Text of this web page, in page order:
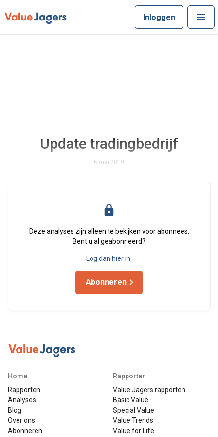
Inloggen
Update tradingbedrijf
6 mei 2019
Deze analyses zijn alleen te bekijken voor abonnees.
Bent u al geabonneerd?
Log dan hier in.
Abonneren
Home
Rapporten
Analyses
Blog
Over ons
Abonneren
Rapporten
Value Jagers rapporten
Basic Value
Special Value
Value Trends
Value for Life